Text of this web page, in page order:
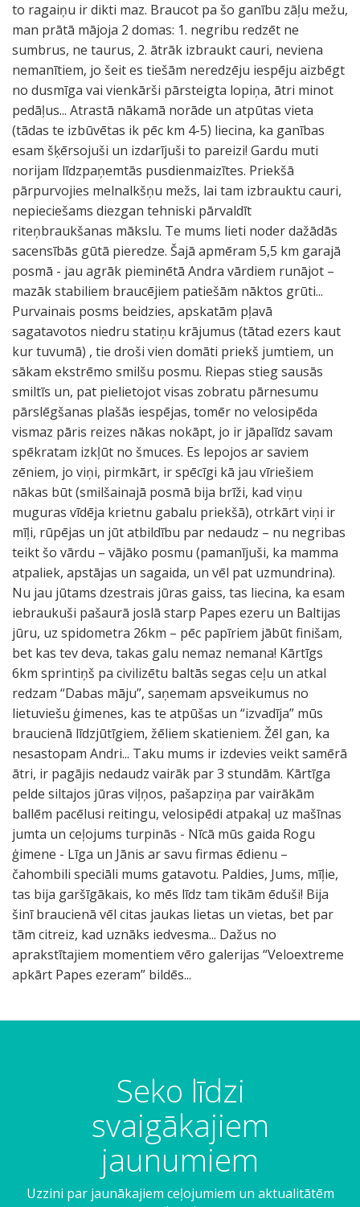
to ragaiņu ir dikti maz. Braucot pa šo ganību zāļu mežu,
man prātā mājoja 2 domas: 1. negribu redzēt ne
sumbrus, ne taurus, 2. ātrāk izbraukt cauri, neviena
nemanītiem, jo šeit es tiešām neredzēju iespēju aizbēgt
no dusmīga vai vienkārši pārsteigta lopiņa, ātri minot
pedāļus... Atrastā nākamā norāde un atpūtas vieta
(tādas te izbūvētas ik pēc km 4-5) liecina, ka ganības
esam šķērsojuši un izdarījuši to pareizi! Gardu muti
norijam līdzpaņemtās pusdienmaizītes. Priekšā
pārpurvojies melnalkšņu mežs, lai tam izbrauktu cauri,
nepieciešams diezgan tehniski pārvaldīt
riteņbraukšanas mākslu. Te mums lieti noder dažādās
sacensībās gūtā pieredze. Šajā apmēram 5,5 km garajā
posmā - jau agrāk pieminētā Andra vārdiem runājot –
mazāk stabiliem braucējiem patiešām nāktos grūti...
Purvainais posms beidzies, apskatām pļavā
sagatavotos niedru statiņu krājumus (tātad ezers kaut
kur tuvumā) , tie droši vien domāti priekš jumtiem, un
sākam ekstrēmo smilšu posmu. Riepas stieg sausās
smiltīs un, pat pielietojot visas zobratu pārnesumu
pārslēgšanas plašās iespējas, tomēr no velosipēda
vismaz pāris reizes nākas nokāpt, jo ir jāpalīdz savam
spēkratam izkļūt no šmuces. Es lepojos ar saviem
zēniem, jo viņi, pirmkārt, ir spēcīgi kā jau vīriešiem
nākas būt (smilšainajā posmā bija brīži, kad viņu
muguras vīdēja krietnu gabalu priekšā), otrkārt viņi ir
mīļi, rūpējas un jūt atbildību par nedaudz – nu negribas
teikt šo vārdu – vājāko posmu (pamanījuši, ka mamma
atpaliek, apstājas un sagaida, un vēl pat uzmundrina).
Nu jau jūtams dzestrais jūras gaiss, tas liecina, ka esam
iebraukuši pašaurā joslā starp Papes ezeru un Baltijas
jūru, uz spidometra 26km – pēc papīriem jābūt finišam,
bet kas tev deva, takas galu nemaz nemana! Kārtīgs
6km sprintiņš pa civilizētu baltās segas ceļu un atkal
redzam “Dabas māju”, saņemam apsveikumus no
lietuviešu ģimenes, kas te atpūšas un “izvadīja” mūs
braucienā līdzjūtīgiem, žēliem skatieniem. Žēl gan, ka
nesastopam Andri... Taku mums ir izdevies veikt samērā
ātri, ir pagājis nedaudz vairāk par 3 stundām. Kārtīga
pelde siltajos jūras viļņos, pašapziņa par vairākām
ballēm pacēlusi reitingu, velosipēdi atpakaļ uz mašīnas
jumta un ceļojums turpinās - Nīcā mūs gaida Rogu
ģimene - Līga un Jānis ar savu firmas ēdienu –
čahombili speciāli mums gatavotu. Paldies, Jums, mīļie,
tas bija garšīgākais, ko mēs līdz tam tikām ēduši! Bija
šinī braucienā vēl citas jaukas lietas un vietas, bet par
tām citreiz, kad uznāks iedvesma... Dažus no
aprakstītajiem momentiem vēro galerijas “Veloextreme
apkārt Papes ezeram” bildēs...
Seko līdzi
svaigākajiem
jaunumiem
Uzzini par jaunākajiem ceļojumiem un aktualitātēm